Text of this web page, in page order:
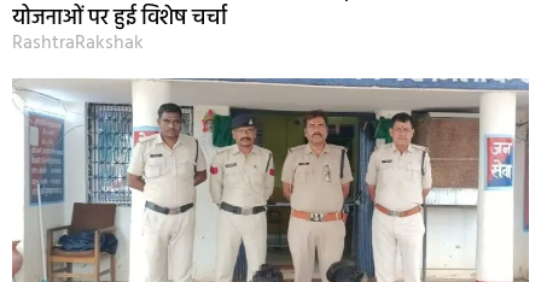
योजनाओं पर हुई विशेष चर्चा
RashtraRakshak